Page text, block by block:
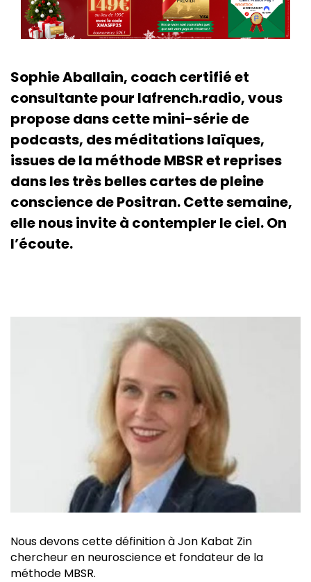
Sophie Aballain, coach certifié et
consultante pour lafrench.radio, vous
propose dans cette mini-série de
podcasts, des méditations laïques,
issues de la méthode MBSR et reprises
dans les très belles cartes de pleine
conscience de Positran. Cette semaine,
elle nous invite à contempler le ciel. On
l’écoute.
Nous devons cette définition à Jon Kabat Zin
chercheur en neuroscience et fondateur de la
méthode MBSR.